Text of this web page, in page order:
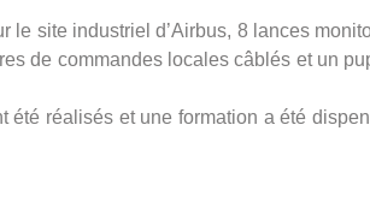
le site industriel d’Airbus, 8 lances
de commandes locales câblés et un
été réalisés et une formation a été